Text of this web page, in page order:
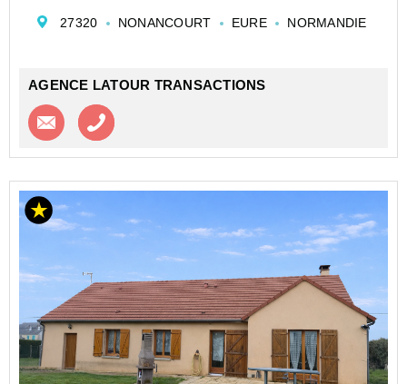
chaufferie.Terrasse, cour et jardin clos arboré. En
27320 NONANCOURT EURE NORMANDIE
AGENCE LATOUR TRANSACTIONS
Contacter l'agence